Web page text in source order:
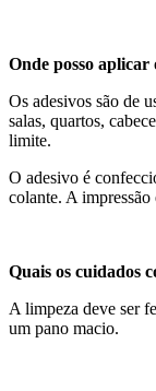
Onde posso aplicar
Os adesivos são de
salas, quartos,
limite.
O adesivo é
colante. A
Quais os cuidados
A limpeza deve ser
um pano macio.